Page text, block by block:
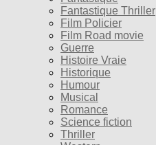
Fantastique Thriller
Film Policier
Film Road movie
Guerre
Histoire Vraie
Historique
Humour
Musical
Romance
Science fiction
Thriller